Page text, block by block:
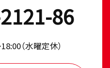
86
（⽔曜定休）